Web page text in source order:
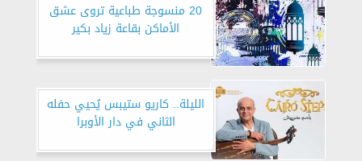
20 منسوجة طباعية تروى عشق
الأماكن بقاعة زياد بكير
الليلة.. كاريو ستيبس يُحيي حفله
الثاني في دار الأوبرا